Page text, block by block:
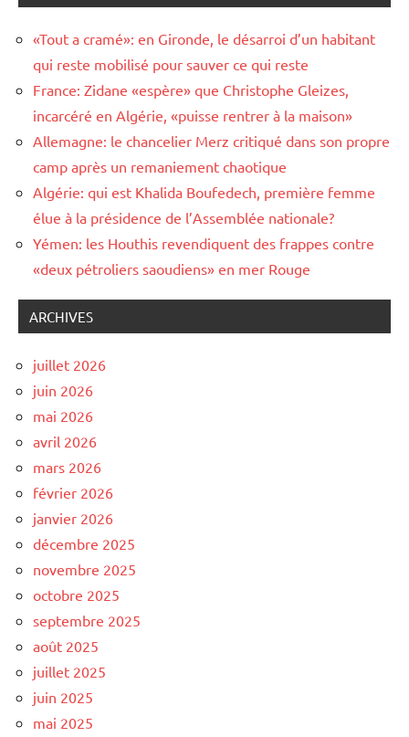
«Tout a cramé»: en Gironde, le désarroi d’un habitant
qui reste mobilisé pour sauver ce qui reste
France: Zidane «espère» que Christophe Gleizes,
incarcéré en Algérie, «puisse rentrer à la maison»
Allemagne: le chancelier Merz critiqué dans son propre
camp après un remaniement chaotique
Algérie: qui est Khalida Boufedech, première femme
élue à la présidence de l’Assemblée nationale?
Yémen: les Houthis revendiquent des frappes contre
«deux pétroliers saoudiens» en mer Rouge
ARCHIVES
juillet 2026
juin 2026
mai 2026
avril 2026
mars 2026
février 2026
janvier 2026
décembre 2025
novembre 2025
octobre 2025
septembre 2025
août 2025
juillet 2025
juin 2025
mai 2025